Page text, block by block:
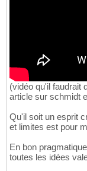
(vidéo qu'il faudrait
article sur schmidt
Qu'il soit un esprit
et limites est pour
En bon
toutes les idées